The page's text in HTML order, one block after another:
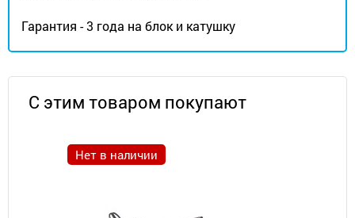
Гарантия - 3 года на блок и катушку
С этим товаром покупают
Нет в наличии